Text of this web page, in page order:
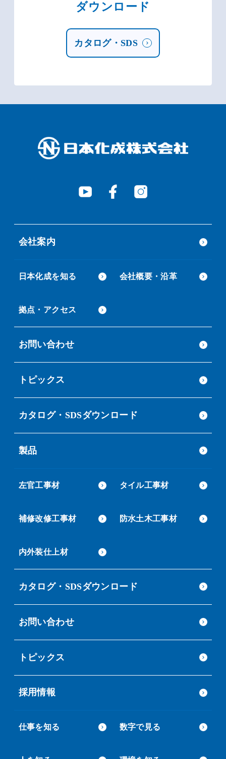
ダウンロード
カタログ・SDS
会社案内
日本化成を知る 会社概要・沿革
拠点・アクセス
お問い合わせ
トピックス
カタログ・SDSダウンロード
製品
左官工事材 タイル工事材
補修改修工事材 防水土木工事材
内外装仕上材
カタログ・SDSダウンロード
お問い合わせ
トピックス
採用情報
仕事を知る 数字で見る